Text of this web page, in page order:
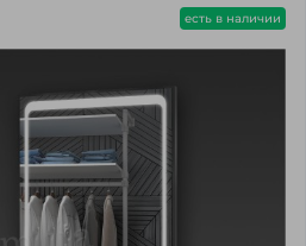
есть в наличии